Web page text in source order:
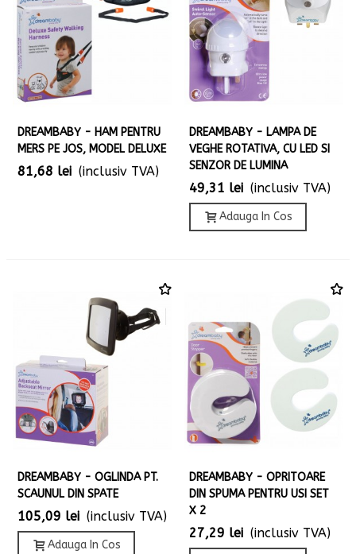
DREAMBABY - HAM PENTRU
MERS PE JOS, MODEL DELUXE
81,68 lei (inclusiv TVA)
DREAMBABY - LAMPA DE
VEGHE ROTATIVA, CU LED SI
SENZOR DE LUMINA
49,31 lei (inclusiv TVA)
Adauga In Cos
DREAMBABY - OGLINDA PT.
SCAUNUL DIN SPATE
105,09 lei (inclusiv TVA)
Adauga In Cos
DREAMBABY - OPRITOARE
DIN SPUMA PENTRU USI SET
X 2
27,29 lei (inclusiv TVA)